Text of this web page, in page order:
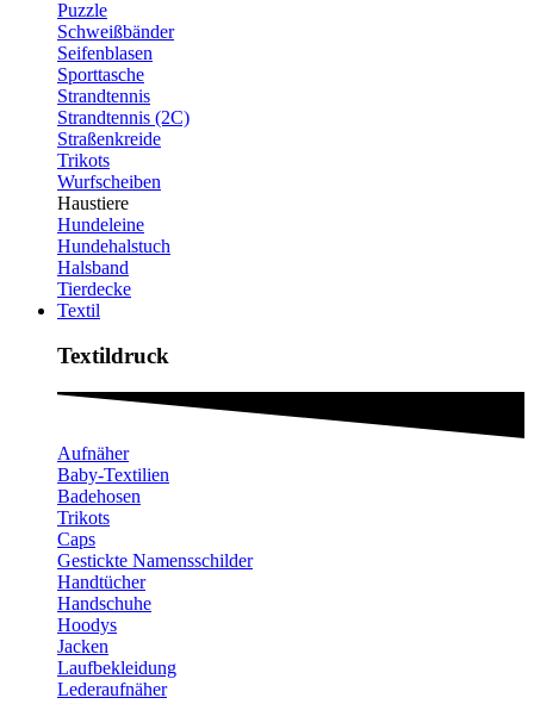
Puzzle
Schweißbänder
Seifenblasen
Sporttasche
Strandtennis
Strandtennis (2C)
Straßenkreide
Trikots
Wurfscheiben
Haustiere
Hundeleine
Hundehalstuch
Halsband
Tierdecke
Textil
Textildruck​
Aufnäher
Baby-Textilien
Badehosen
Trikots
Caps
Gestickte Namensschilder
Handtücher
Handschuhe
Hoodys
Jacken
Laufbekleidung
Lederaufnäher